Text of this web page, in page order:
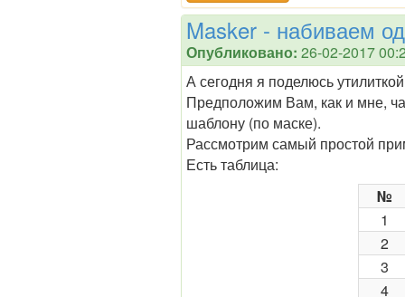
Masker - набиваем
Опубликовано: 26-02-2017
А сегодня я поделюсь
Предположим Вам, как и мне,
шаблону (по маске).
Рассмотрим самый простой
Есть таблица:
№
1
2
3
4